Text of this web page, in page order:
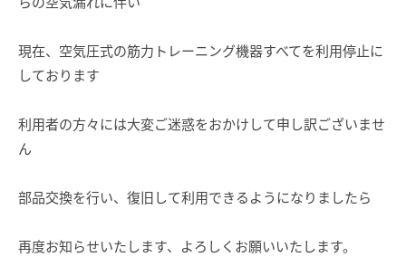
現在、空気圧式の筋力トレーニング機器すべてを利用停止に
しております
利用者の方々には大変ご迷惑をおかけして申し訳ございませ
ん
部品交換を行い、復旧して利用できるようになりましたら
再度お知らせいたします、よろしくお願いいたします。